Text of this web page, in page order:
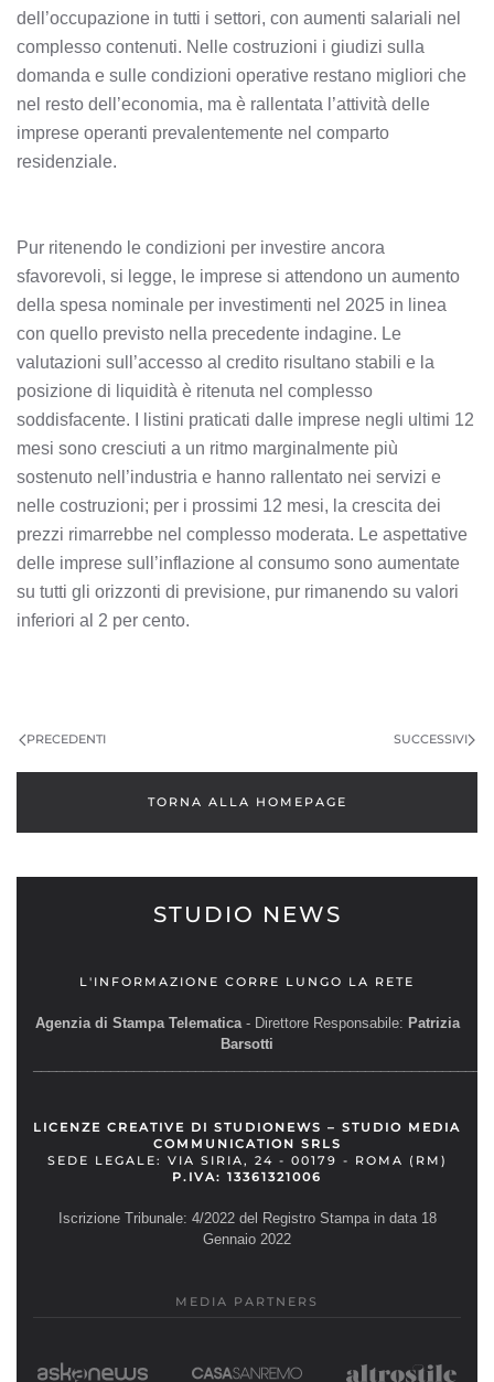
dell’occupazione in tutti i settori, con aumenti salariali nel
complesso contenuti. Nelle costruzioni i giudizi sulla
domanda e sulle condizioni operative restano migliori che
nel resto dell’economia, ma è rallentata l’attività delle
imprese operanti prevalentemente nel comparto
residenziale.
Pur ritenendo le condizioni per investire ancora
sfavorevoli, si legge, le imprese si attendono un aumento
della spesa nominale per investimenti nel 2025 in linea
con quello previsto nella precedente indagine. Le
valutazioni sull’accesso al credito risultano stabili e la
posizione di liquidità è ritenuta nel complesso
soddisfacente. I listini praticati dalle imprese negli ultimi 12
mesi sono cresciuti a un ritmo marginalmente più
sostenuto nell’industria e hanno rallentato nei servizi e
nelle costruzioni; per i prossimi 12 mesi, la crescita dei
prezzi rimarrebbe nel complesso moderata. Le aspettative
delle imprese sull’inflazione al consumo sono aumentate
su tutti gli orizzonti di previsione, pur rimanendo su valori
inferiori al 2 per cento.
PRECEDENTI SUCCESSIVI
TORNA ALLA HOMEPAGE
STUDIO NEWS
L'INFORMAZIONE CORRE LUNGO LA RETE
Agenzia di Stampa Telematica- Direttore Responsabile: Patrizia
Barsotti
LICENZE CREATIVE DI STUDIONEWS – STUDIO MEDIA
COMMUNICATION SRLS
SEDE LEGALE: VIA SIRIA, 24 - 00179 - ROMA (RM)
P.IVA: 13361321006
Iscrizione Tribunale: 4/2022 del Registro Stampa in data 18
Gennaio 2022
MEDIA PARTNERS